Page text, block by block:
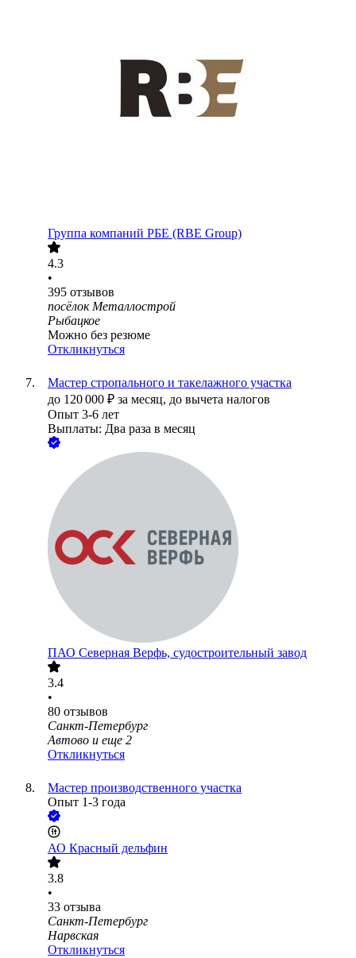
Группа компаний РБЕ (RBE Group)
4.3
•
395 отзывов
посёлок Металлострой
Рыбацкое
Можно без резюме
Откликнуться
Мастер стропального и такелажного участка
до 120 000 ₽ за месяц, до вычета налогов
Опыт 3-6 лет
Выплаты: Два раза в месяц
ПАО Северная Верфь, судостроительный завод
3.4
•
80 отзывов
Санкт-Петербург
Автово и еще 2
Откликнуться
Мастер производственного участка
Опыт 1-3 года
АО Красный дельфин
3.8
•
33 отзыва
Санкт-Петербург
Нарвская
Откликнуться